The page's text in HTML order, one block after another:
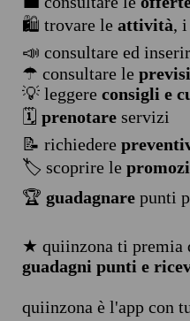
🛍️ trovare le attività,
📣 consultare ed
☂ consultare le
💡 leggere consigli e
🗓️ prenotareservizi
📝 richiedere
🏷️ scoprire le
🏆 guadagnarepunti
★ quiinzona ti premia
guadagni punti e
quiinzona è l'app con